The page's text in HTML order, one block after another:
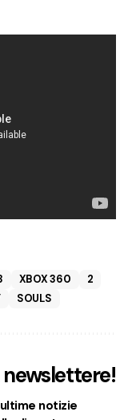
XBOX 360
2
SOULS
newslettere!
notizie